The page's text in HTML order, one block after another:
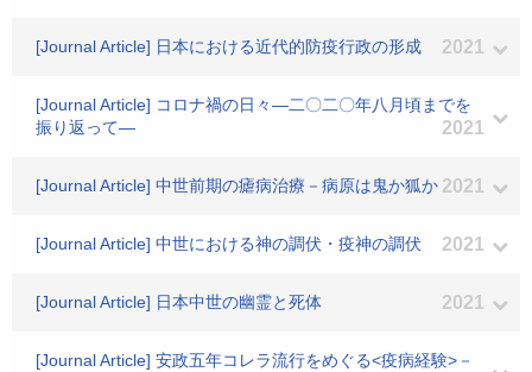
[Journal Article] 日本における近代的防疫行政の形成 2021
[Journal Article] コロナ禍の日々―二〇二〇年八月頃までを
振り返って―
2021
[Journal Article] 中世前期の瘧病治療－病原は鬼か狐か 2021
[Journal Article] 中世における神の調伏・疫神の調伏 2021
[Journal Article] 日本中世の幽霊と死体 2021
[Journal Article] 安政五年コレラ流行をめぐる<疫病経験>－